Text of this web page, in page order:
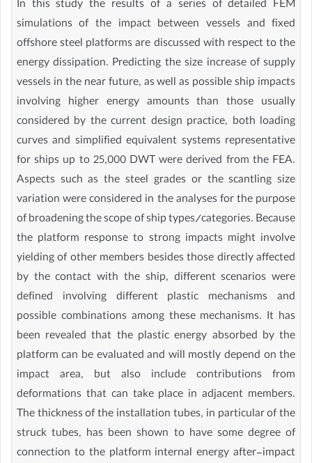
In this study the results of a series of detailed FEM
simulations of the impact between vessels and fixed
offshore steel platforms are discussed with respect to the
energy dissipation. Predicting the size increase of supply
vessels in the near future, as well as possible ship impacts
involving higher energy amounts than those usually
considered by the current design practice, both loading
curves and simplified equivalent systems representative
for ships up to 25,000 DWT were derived from the FEA.
Aspects such as the steel grades or the scantling size
variation were considered in the analyses for the purpose
of broadening the scope of ship types/categories. Because
the platform response to strong impacts might involve
yielding of other members besides those directly affected
by the contact with the ship, different scenarios were
defined involving different plastic mechanisms and
possible combinations among these mechanisms. It has
been revealed that the plastic energy absorbed by the
platform can be evaluated and will mostly depend on the
impact area, but also include contributions from
deformations that can take place in adjacent members.
The thickness of the installation tubes, in particular of the
struck tubes, has been shown to have some degree of
connection to the platform internal energy after-impact